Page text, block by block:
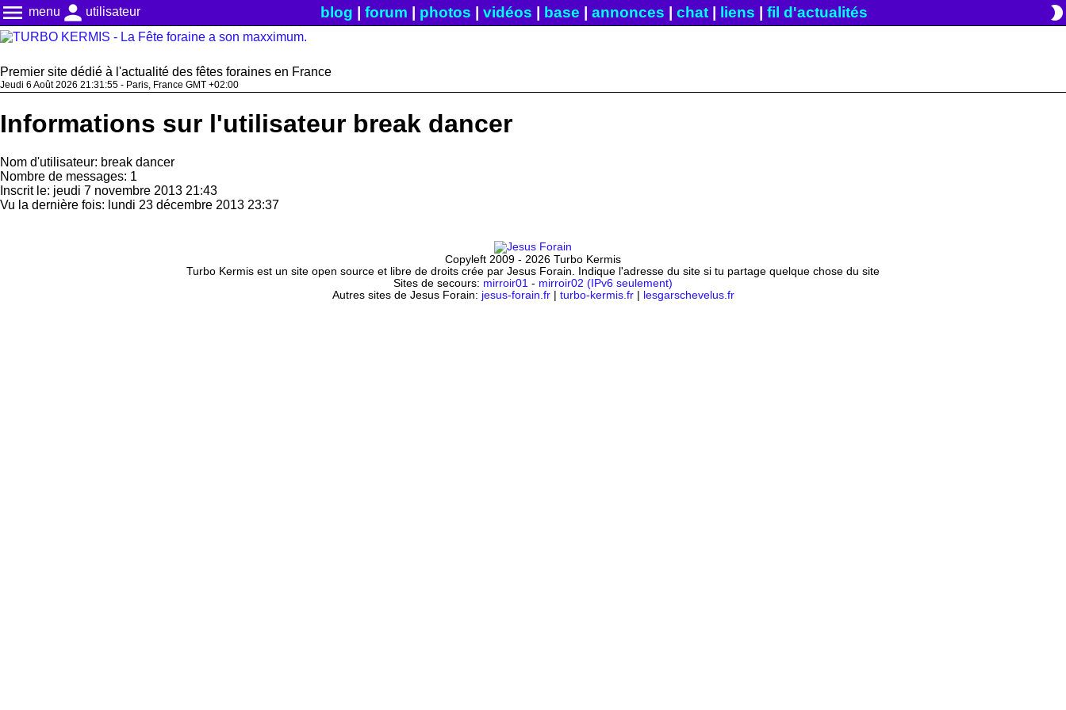
menu menu person utilisateur blog forum photos vidéos base annonces chat| liens fil d'actualités brightness_2
Premier site dédié à l'actualité des fêtes foraines en France
Jeudi 6 Août 2026 21:31:56 - Paris, France GMT +02:00
Informations sur l'utilisateur break dancer
Nom d'utilisateur: break dancer
Nombre de messages: 1
Inscrit le: jeudi 7 novembre 2013 21:43
Vu la dernière fois: lundi 23 décembre 2013 23:37
Copyleft 2009 - 2026 Turbo Kermis
Turbo Kermis est un site open source et libre de droits crée par Jesus Forain. Indique l'adresse du site si tu partage quelque chose du site
Sites de secours: mirroir01 - mirroir02 (IPv6 seulement)
Autres sites de Jesus Forain: jesus-forain.fr| turbo-kermis.fr| lesgarschevelus.fr